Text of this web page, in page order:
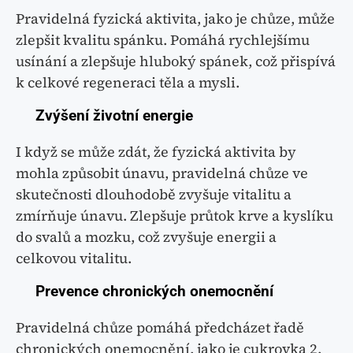
Pravidelná fyzická aktivita, jako je chůze, může
zlepšit kvalitu spánku. Pomáhá rychlejšímu
usínání a zlepšuje hluboký spánek, což přispívá
k celkové regeneraci těla a mysli. ​
Zvýšení životní energie
I když se může zdát, že fyzická aktivita by
mohla způsobit únavu, pravidelná chůze ve
skutečnosti dlouhodobě zvyšuje vitalitu a
zmírňuje únavu. Zlepšuje průtok krve a kyslíku
do svalů a mozku, což zvyšuje energii a
celkovou vitalitu. ​
Prevence chronických onemocnění
Pravidelná chůze pomáhá předcházet řadě
chronických onemocnění, jako je cukrovka 2.